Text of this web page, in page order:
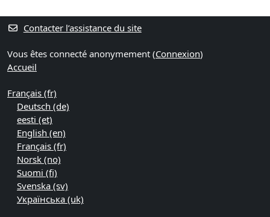
Blocs supplémentaires
Contacter l’assistance du site
Vous êtes connecté anonymement (Connexion)
Accueil
Français ‎(fr)‎
Deutsch ‎(de)‎
eesti ‎(et)‎
English ‎(en)‎
Français ‎(fr)‎
Norsk ‎(no)‎
Suomi ‎(fi)‎
Svenska ‎(sv)‎
Українська ‎(uk)‎